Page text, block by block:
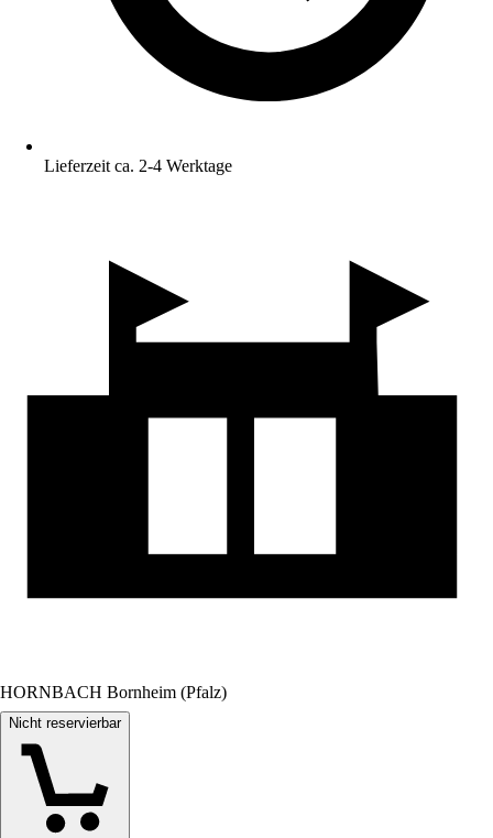
Lieferzeit ca. 2-4 Werktage
HORNBACH Bornheim (Pfalz)
Nicht reservierbar